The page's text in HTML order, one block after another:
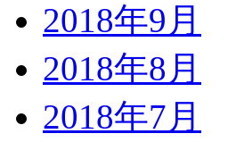
2018年9月
2018年8月
2018年7月